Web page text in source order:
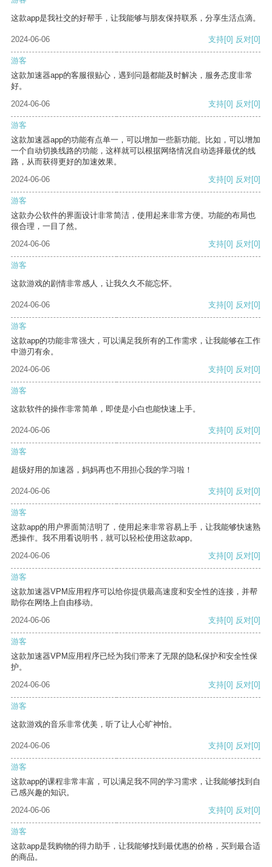
这款app是我社交的好帮手，让我能够与朋友保持联系，分享生活点滴。
2024-06-06 支持[0] 反对[0]
游客
这款加速器app的客服很贴心，遇到问题都能及时解决，服务态度非常
好。
2024-06-06
支持[0] 反对[0]
游客
这款加速器app的功能有点单一，可以增加一些新功能。比如，可以增加
一个自动切换线路的功能，这样就可以根据网络情况自动选择最优的线
路，从而获得更好的加速效果。
2024-06-06
支持[0] 反对[0]
游客
这款办公软件的界面设计非常简洁，使用起来非常方便。功能的布局也
很合理，一目了然。
2024-06-06
支持[0] 反对[0]
游客
这款游戏的剧情非常感人，让我久久不能忘怀。
2024-06-06 支持[0] 反对[0]
游客
这款app的功能非常强大，可以满足我所有的工作需求，让我能够在工作
中游刃有余。
2024-06-06
支持[0] 反对[0]
游客
这款软件的操作非常简单，即使是小白也能快速上手。
2024-06-06 支持[0] 反对[0]
游客
超级好用的加速器，妈妈再也不用担心我的学习啦！
2024-06-06 支持[0] 反对[0]
游客
这款app的用户界面简洁明了，使用起来非常容易上手，让我能够快速熟
悉操作。我不用看说明书，就可以轻松使用这款app。
2024-06-06
支持[0] 反对[0]
游客
这款加速器VPM应用程序可以给你提供最高速度和安全性的连接，并帮
助你在网络上自由移动。
2024-06-06
支持[0] 反对[0]
游客
这款加速器VPM应用程序已经为我们带来了无限的隐私保护和安全性保
护。
2024-06-06
支持[0] 反对[0]
游客
这款游戏的音乐非常优美，听了让人心旷神怡。
2024-06-06 支持[0] 反对[0]
游客
这款app的课程非常丰富，可以满足我不同的学习需求，让我能够找到自
己感兴趣的知识。
2024-06-06
支持[0] 反对[0]
游客
这款app是我购物的得力助手，让我能够找到最优惠的价格，买到最合适
的商品。